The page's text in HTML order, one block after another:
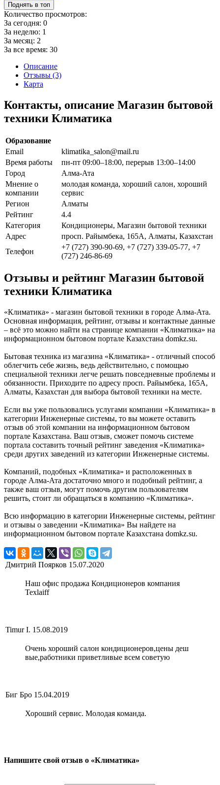
Поднять в топ
Количество просмотров:
За сегодня: 0
За неделю: 1
За месяц: 2
За все время: 30
Описание
Отзывы (3)
Карта
Контакты, описание Магазин бытовой
техники Климатика
Образование
Email
klimatika_salon@mail.ru
Время работы
пн-пт 09:00–18:00, перерыв 13:00–14:00
Город
Алма-Ата
Мнение о
компании
молодая команда, хороший салон, хороший
сервис
Регион
Алматы
Рейтинг
4.4
Категория
Кондиционеры, Магазин бытовой техники
Адрес
просп. Райымбека, 165А, Алматы, Казахстан
Телефон
+7 (727) 390-90-69, +7 (727) 339-05-77, +7
(727) 246-86-69
Отзывы и рейтинг Магазин бытовой
техники Климатика
«Климатика» - магазин бытовой техники в городе Алма-Ата.
Основная информация, рейтинг, отзывы и контактные данные
– всё это можно найти на странице компании «Климатика» на
информационном бытовом портале Казахстана domkz.su.
Бытовая техника из магазина «Климатика» - отличный способ
облегчить себе жизнь, ведь действительно, с помощью
специальной техники легче решать повседневные проблемы и
обязанности. Приходите по адресу просп. Райымбека, 165А,
Алматы, Казахстан для выбора бытовой техники на месте.
Если вы уже пользовались услугами компании «Климатика» в
категории Инженерные системы, то вы можете оставить
отзыв об этой компании на информационном бытовом
портале Казахстана. Ваш отзыв, сможет помочь системе
портала составить точный рейтинг заведения «Климатика»
среди других заведений из категории Инженерные системы.
Компаний, подобных «Климатика» и расположенных в
городе Алма-Ата достаточно много и подобный рейтинг, а
также ваш отзыв, могут помочь другим пользователям
решить, стоит ли обращаться в компанию «Климатика».
Всю информацию в категории Инженерные системы, рейтинг
и отзывы о заведении «Климатика» Вы найдете на
информационном бытовом портале Казахстана domkz.su.
Дмитрий Поярков 15.07.2020
Наш офис продажа Кондиционеров компания
Texlaiff
Timur I. 15.08.2019
Очень хороший салон кондиционеров,цены деш
вые,работники приветливые всем советую
Биг Бро 15.04.2019
Хороший сервис. Молодая команда.
Напишите свой отзыв о «Климатика»